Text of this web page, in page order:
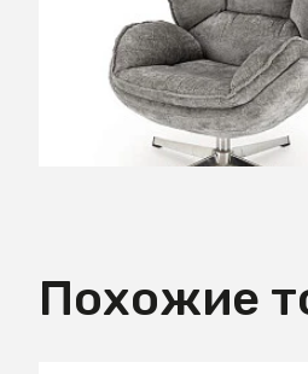
В КОРЗИНУ
Похожие